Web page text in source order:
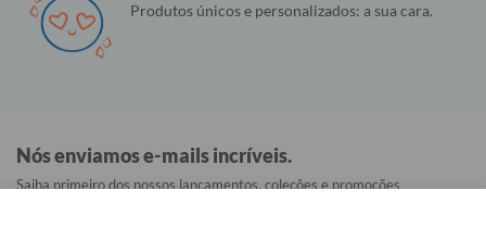
Produtos únicos e personalizados: a sua cara.
Nós enviamos e-mails incríveis.
Saiba primeiro dos nossos lançamentos, coleções e promoções